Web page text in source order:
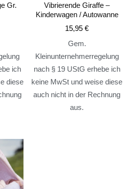
Gr.
ich
diese
Vibrierende Giraffe –
Kinderwagen / Autowanne
15,95€
Gem.
Kleinunternehmerregelung
nach § 19 UStG erhebe ich
keine MwSt und weise diese
auch nicht in der Rechnung
aus.